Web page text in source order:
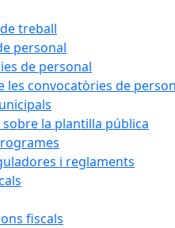
treball
personal
de personal
les convocatòries de
la plantilla pública
i reglaments
fiscals